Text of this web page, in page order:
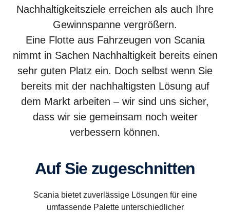
Nachhaltigkeitsziele erreichen als auch Ihre
Gewinnspanne vergrößern.
Eine Flotte aus Fahrzeugen von Scania
nimmt in Sachen Nachhaltigkeit bereits einen
sehr guten Platz ein. Doch selbst wenn Sie
bereits mit der nachhaltigsten Lösung auf
dem Markt arbeiten – wir sind uns sicher,
dass wir sie gemeinsam noch weiter
verbessern können.
Auf Sie zugeschnitten
Scania bietet zuverlässige Lösungen für eine
umfassende Palette unterschiedlicher